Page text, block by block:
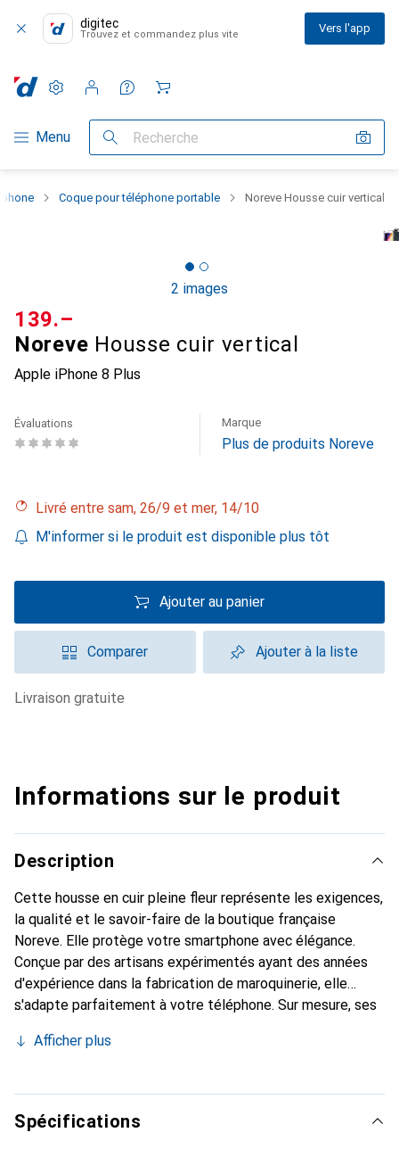
digitec
Trouvez et commandez plus vite Vers l'app
Navigation par catégorie
Menu Recherche
Paramètres
Compte client
Listes de comparaison
Listes d'envies
Panier
Coque pour téléphone portable Noreve Housse cuir vertical
2 images
Noreve Housse cuir vertical
Apple iPhone 8 Plus
CHF
139.–
Évaluations Marque
Plus de produits Noreve
Livré entre sam, 26/9 et mer, 14/10
M'informer si le produit est disponible plus tôt
Ajouter au panier
Comparer Ajouter à la liste
livraison gratuite
Informations sur le produit
Description
Cette housse en cuir pleine fleur représente les exigences,
la qualité et le savoir-faire de la boutique française
Noreve. Elle protège votre smartphone avec élégance.
Conçue par des artisans expérimentés ayant des années
d'expérience dans la fabrication de maroquinerie, elle
s'adapte parfaitement à votre téléphone. Sur mesure, ses
Elle devient l'accessoire chic et indispensable pour votre
produits de haute qualité, la marque Noreve est un choix
fiable pour une clientèle exigeante.
Afficher plus
Spécifications